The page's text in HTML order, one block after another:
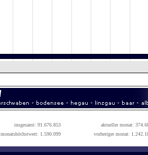
insgesamt: 91.676.853
aktueller monat:
monatshöchstwert: 1.590.099
vorheriger monat: